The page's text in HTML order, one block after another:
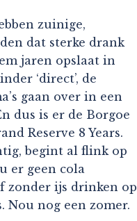
zuinige,
dat sterke drank
jaren opslaat in
‘direct’, de
gaan over in een
dus is er de Borgoe
Reserve 8 Years.
begint al flink op
er geen cola
zonder ijs drinken op
Nou nog een zomer.